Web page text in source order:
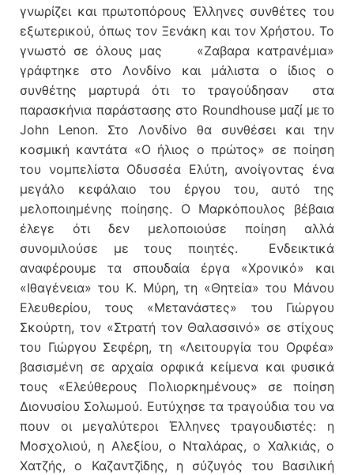
γνωρίζει και πρωτοπόρους Έλληνες συνθέτες του
εξωτερικού, όπως τον Ξενάκη και τον Χρήστου. Το
γνωστό σε όλους μας «Ζαβαρα κατρανέμια»
γράφτηκε στο Λονδίνο και μάλιστα ο ίδιος ο
συνθέτης μαρτυρά ότι το τραγούδησαν στα
παρασκήνια παράστασης στο Roundhouse μαζί με το
John Lenon. Στο Λονδίνο θα συνθέσει και την
κοσμική καντάτα «Ο ήλιος ο πρώτος» σε ποίηση
του νομπελίστα Οδυσσέα Ελύτη, ανοίγοντας ένα
μεγάλο κεφάλαιο του έργου του, αυτό της
μελοποιημένης ποίησης. Ο Μαρκόπουλος βέβαια
έλεγε ότι δεν μελοποιούσε ποίηση αλλά
συνομιλούσε με τους ποιητές. Ενδεικτικά
αναφέρουμε τα σπουδαία έργα «Χρονικό» και
«Ιθαγένεια» του Κ. Μύρη, τη «Θητεία» του Μάνου
Ελευθερίου, τους «Μετανάστες» του Γιώργου
Σκούρτη, τον «Στρατή τον Θαλασσινό» σε στίχους
του Γιώργου Σεφέρη, τη «Λειτουργία του Ορφέα»
βασισμένη σε αρχαία ορφικά κείμενα και φυσικά
τους «Ελεύθερους Πολιορκημένους» σε ποίηση
Διονυσίου Σολωμού. Ευτύχησε τα τραγούδια του να
πουν οι μεγαλύτεροι Έλληνες τραγουδιστές: η
Μοσχολιού, η Αλεξίου, ο Νταλάρας, ο Χαλκιάς, ο
Χατζής, ο Καζαντζίδης, η σύζυγός του Βασιλική